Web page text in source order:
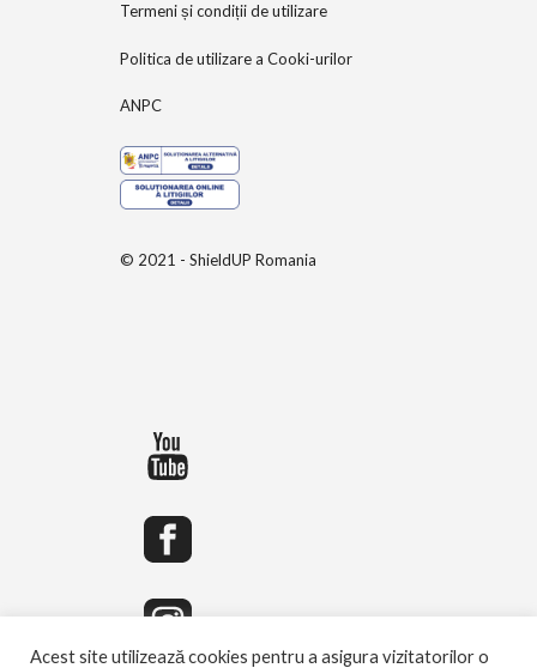
Termeni și condiții de utilizare
Politica de utilizare a Cooki-urilor
ANPC
© 2021 - ShieldUP Romania
Acest site utilizează cookies pentru a asigura vizitatorilor o